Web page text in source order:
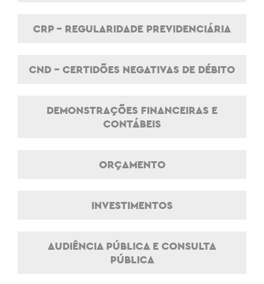
CRP - REGULARIDADE PREVIDENCIÁRIA
CND - CERTIDÕES NEGATIVAS DE DÉBITO
DEMONSTRAÇÕES FINANCEIRAS E
CONTÁBEIS
ORÇAMENTO
INVESTIMENTOS
AUDIÊNCIA PÚBLICA E CONSULTA
PÚBLICA